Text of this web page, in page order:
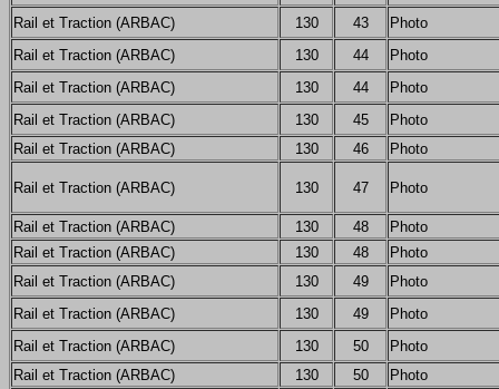
Rail et Traction (ARBAC)
130 43
Photo
Rail et Traction (ARBAC)
130 44
Photo
Rail et Traction (ARBAC)
130 44
Photo
Rail et Traction (ARBAC)
130 45
Photo
Rail et Traction (ARBAC)
130 46 Photo
Rail et Traction (ARBAC) 130 47 Photo
Rail et Traction (ARBAC) 130 48
Photo
Rail et Traction (ARBAC)
130 48
Photo
Rail et Traction (ARBAC)
130 49
Photo
Rail et Traction (ARBAC)
130 49
Photo
Rail et Traction (ARBAC)
130 50
Photo
Rail et Traction (ARBAC)
130 50
Photo